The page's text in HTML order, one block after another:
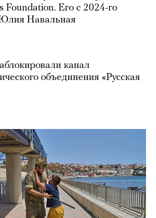
Foundation. Его с 2024-го
Юлия Навальная
канал
объединения «Русская